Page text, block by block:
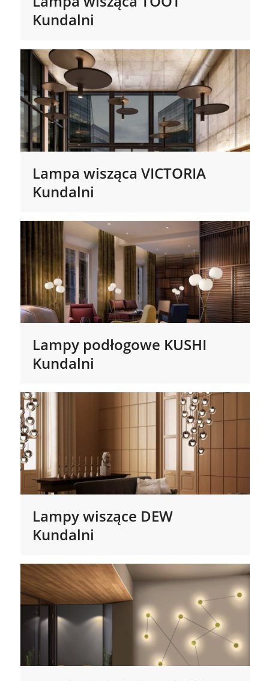
Kundalni
Lampa wisząca VICTORIA
Kundalni
Lampy podłogowe KUSHI
Kundalni
Lampy wiszące DEW
Kundalni